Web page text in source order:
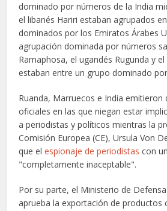
dominado por números de la India
el libanés Hariri estaban agrupados
dominados por los Emiratos Árabes
agrupación dominada por números
Ramaphosa, el ugandés Rugunda y
estaban entre un grupo dominado
Ruanda, Marruecos e India emitieron
oficiales en las que niegan estar
a periodistas y políticos mientras la
Comisión Europea (CE), Ursula Von
que elespionaje de periodistas con
"completamente inaceptable".
Por su parte, el Ministerio de
aprueba la exportación de productos